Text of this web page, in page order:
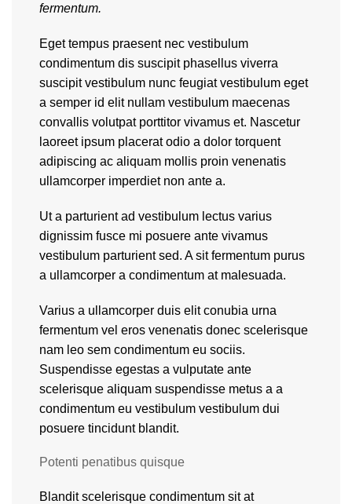
fermentum.
Eget tempus praesent nec vestibulum
condimentum dis suscipit phasellus viverra
suscipit vestibulum nunc feugiat vestibulum eget
a semper id elit nullam vestibulum maecenas
convallis volutpat porttitor vivamus et. Nascetur
laoreet ipsum placerat odio a dolor torquent
adipiscing ac aliquam mollis proin venenatis
ullamcorper imperdiet non ante a.
Ut a parturient ad vestibulum lectus varius
dignissim fusce mi posuere ante vivamus
vestibulum parturient sed. A sit fermentum purus
a ullamcorper a condimentum at malesuada.
Varius a ullamcorper duis elit conubia urna
fermentum vel eros venenatis donec scelerisque
nam leo sem condimentum eu sociis.
Suspendisse egestas a vulputate ante
scelerisque aliquam suspendisse metus a a
condimentum eu vestibulum vestibulum dui
posuere tincidunt blandit.
Potenti penatibus quisque
Blandit scelerisque condimentum sit at